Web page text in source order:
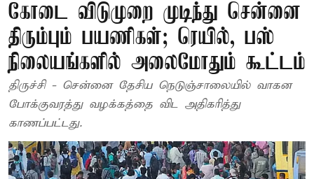
கோடை விடுமுறை முடிந்து சென்னை
திரும்பும் பயணிகள்; ரெயில், பஸ்
நிலையங்களில் அலைமோதும் கூட்டம்
திருச்சி - சென்னை தேசிய நெடுஞ்சாலையில் வாகன
போக்குவரத்து வழக்கத்தை விட அதிகரித்து
காணப்பட்டது.